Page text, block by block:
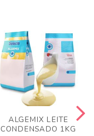
ALGEMIX LEITE
CONDENSADO 1KG